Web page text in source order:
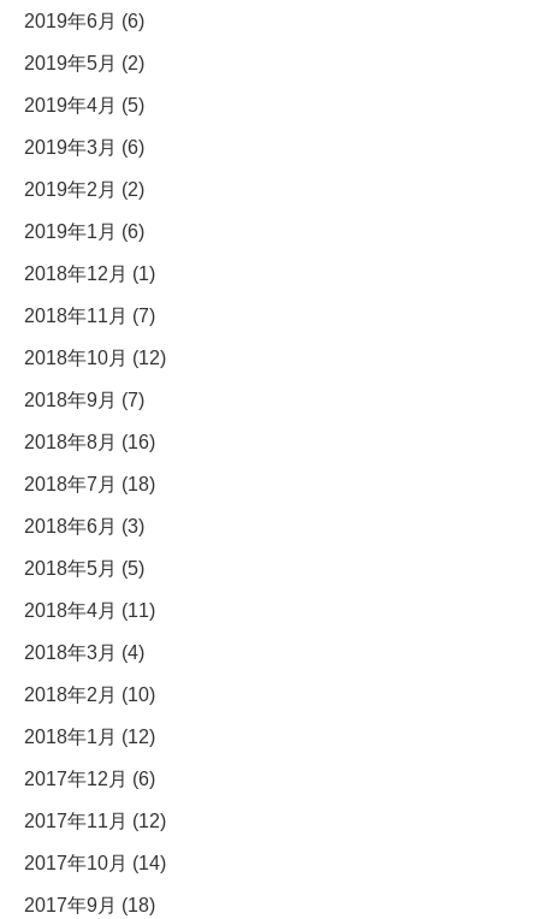
2019年6月 (6)
2019年5月 (2)
2019年4月 (5)
2019年3月 (6)
2019年2月 (2)
2019年1月 (6)
2018年12月 (1)
2018年11月 (7)
2018年10月 (12)
2018年9月 (7)
2018年8月 (16)
2018年7月 (18)
2018年6月 (3)
2018年5月 (5)
2018年4月 (11)
2018年3月 (4)
2018年2月 (10)
2018年1月 (12)
2017年12月 (6)
2017年11月 (12)
2017年10月 (14)
2017年9月 (18)